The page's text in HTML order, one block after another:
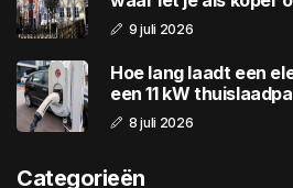
9 juli 2026
Hoe lang laadt een
een 11 kW
8 juli 2026
Categorieën